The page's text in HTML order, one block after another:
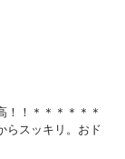
！！＊＊＊＊＊＊
らスッキリ。おド